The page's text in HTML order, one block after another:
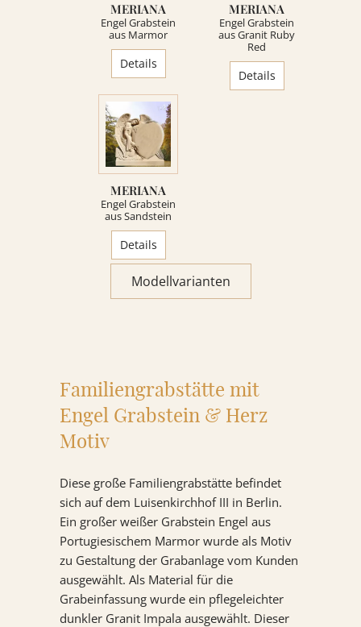
REFERENZEN
MERIANA
Engel Grabstein
aus Marmor
Details
MERIANA
Engel Grabstein
aus Granit Ruby
Red
Details
MERIANA
Engel Grabstein
aus Sandstein
Details
Modellvarianten
Familiengrabstätte mit
Engel Grabstein & Herz
Motiv
Diese große Familiengrabstätte befindet
sich auf dem Luisenkirchhof III in Berlin.
Ein großer weißer Grabstein Engel aus
Portugiesischem Marmor wurde als Motiv
zu Gestaltung der Grabanlage vom Kunden
ausgewählt. Als Material für die
Grabeinfassung wurde ein pflegeleichter
dunkler Granit Impala ausgewählt. Dieser